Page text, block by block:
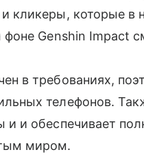
кликеры, которые
Genshin Impact
в требованиях,
телефонов.
и и обеспечивает
миром.